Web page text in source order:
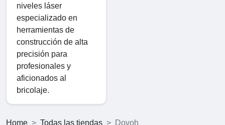
niveles láser
especializado en
herramientas de
construcción de alta
precisión para
profesionales y
aficionados al
bricolaje.
Home Todas las tiendas Dovoh